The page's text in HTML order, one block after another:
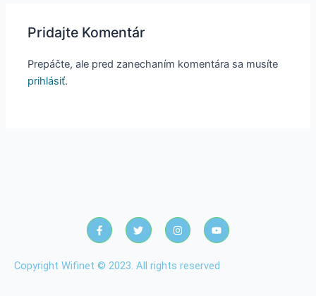
Pridajte Komentár
Prepáčte, ale pred zanechaním komentára sa musíte
prihlásiť.
Copyright Wifinet © 2023. All rights reserved
F
a
c
b
o
T
w
i
t
e
I
n
s
a
g
Y
o
u
u
b